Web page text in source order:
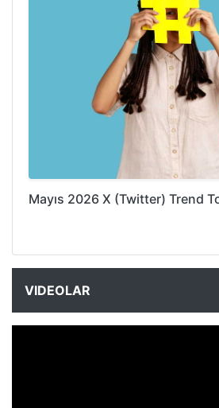
Mayıs 2026 X (Twitter) Trend
VIDEOLAR